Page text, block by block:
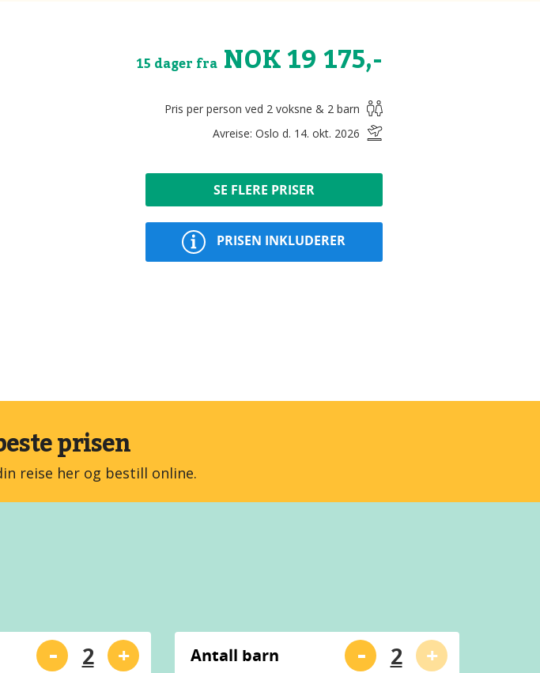
15 dager fraNOK 19 175,-
Pris per person ved 2 voksne & 2 barn
Avreise: Oslo d. 14. okt. 2026
SE FLERE PRISER
PRISEN INKLUDERER
prisen
reise her og bestill online.
- + Antall barn - +